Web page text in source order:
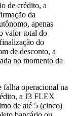
de crédito, a
da
apenas
valor total do
do
de desconto, a
no momento da
falha operacional na
a J3 FLEX
de até 5 (cinco)